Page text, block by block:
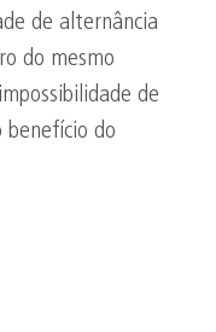
de alternância
do mesmo
de
benefício do